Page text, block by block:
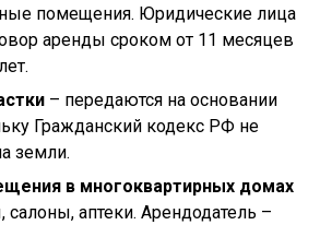
помещения. Юридические лица
аренды сроком от 11 месяцев
– передаются на основании
Гражданский кодекс РФ не
земли.
в многоквартирных домах
салоны, аптеки. Арендодатель –